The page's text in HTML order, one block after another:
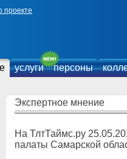
проекте
услуги персоны
Экспертное мнение
На ТлтТаймс.ру
палаты Самарской